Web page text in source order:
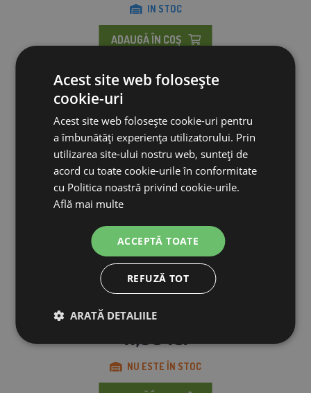
IN STOC
ADAUGĂ ÎN COŞ
Trucul albinei reginei - un ciupitor
11,00 lei
NU ESTE ÎN STOC
Acest site web folosește
cookie-uri
Acest site web folosește cookie-uri pentru
a îmbunătăți experiența utilizatorului. Prin
utilizarea site-ului nostru web, sunteți de
acord cu toate cookie-urile în conformitate
cu Politica noastră privind cookie-urile.
Află mai multe
ACCEPTĂ TOATE
REFUZĂ TOT
ARATĂ DETALIILE